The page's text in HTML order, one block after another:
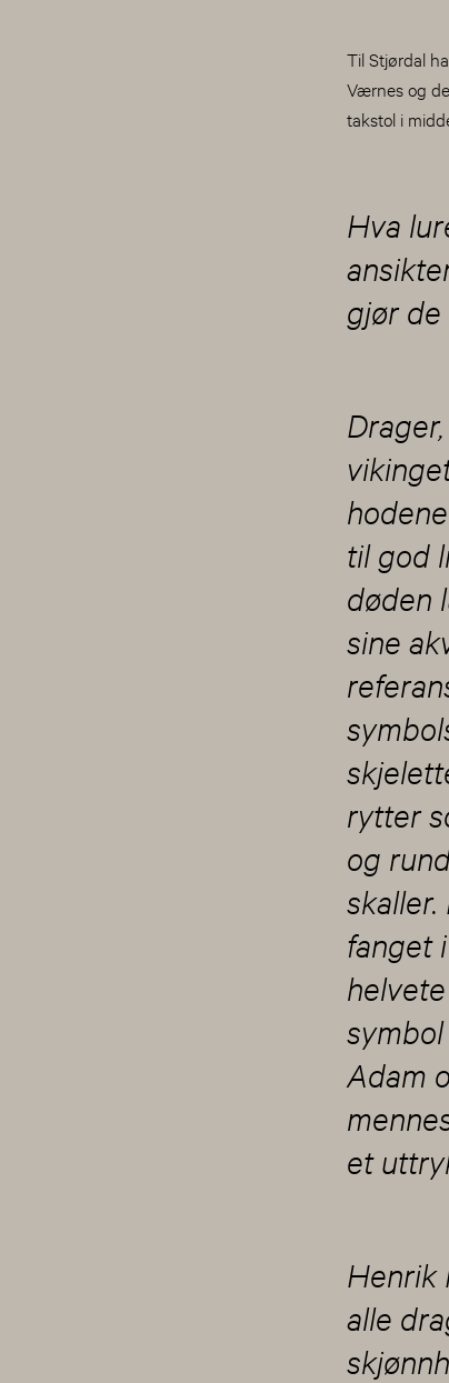
Til Stjørdal
Værnes og
takstol i
Hva
gjør
til god
døden
sine
rytter
og
fanget
Adam
et
Henrik
alle